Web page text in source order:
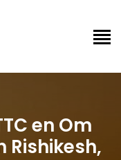
en Om
Rishikesh,